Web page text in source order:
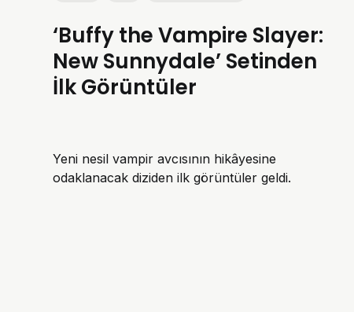
‘Buffy the Vampire Slayer:
New Sunnydale’ Setinden
İlk Görüntüler
Yeni nesil vampir avcısının hikâyesine
odaklanacak diziden ilk görüntüler geldi.